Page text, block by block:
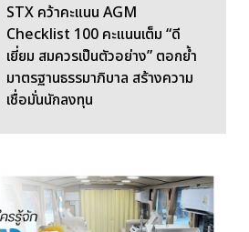
STX คว้าคะแนน AGM
Checklist 100 คะแนนเต็ม “ดี
เยี่ยม สมควรเป็นตัวอย่าง” ตอกย้ำ
มาตรฐานธรรมาภิบาล สร้างความ
เชื่อมั่นนักลงทุน